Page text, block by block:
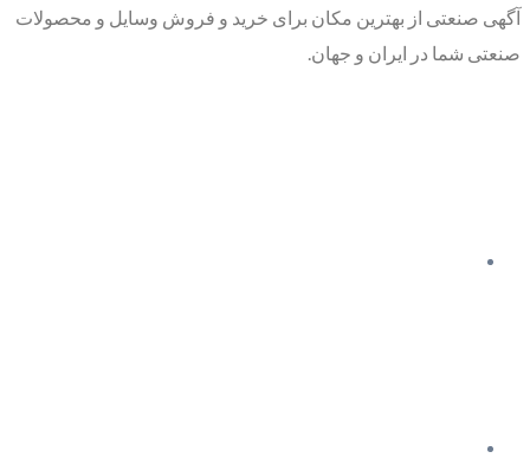
آگهی صنعتی از بهترین مکان برای خرید و فروش وسایل و محصولات
صنعتی شما در ایران و جهان.